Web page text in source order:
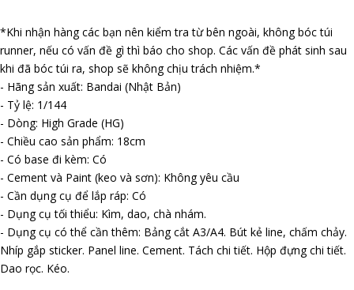
*Khi nhận hàng các bạn nên kiểm tra từ bên ngoài, không bóc túi
runner, nếu có vấn đề gì thì báo cho shop. Các vấn đề phát sinh sau
khi đã bóc túi ra, shop sẽ không chịu trách nhiệm.*
- Hãng sản xuất: Bandai (Nhật Bản)
- Tỷ lệ: 1/144
- Dòng: High Grade (HG)
- Chiều cao sản phẩm: 18cm
- Có base đi kèm: Có
- Cement và Paint (keo và sơn): Không yêu cầu
- Cần dụng cụ để lắp ráp: Có
- Dụng cụ tối thiểu: Kìm, dao, chà nhám.
- Dụng cụ có thể cần thêm: Bảng cắt A3/A4. Bút kẻ line, chấm chảy.
Nhíp gắp sticker. Panel line. Cement. Tách chi tiết. Hộp đựng chi tiết.
Dao rọc. Kéo.